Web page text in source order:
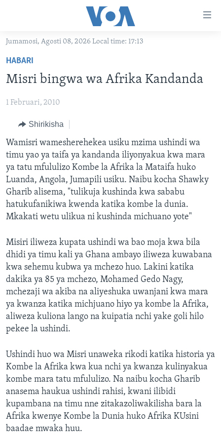
Nenda
kuu
Nenda
urambazaji
katika
tafuta
JAMHURI YA KIDEMOKRASIA YA KONGO
RWANDA
UGANDA
BURUNDI
AFRIKA
MAREKANI
DUNIA
DUNIANI LEO
MAISHA NA AFYA
ZULIA JEKUNDU
MATANGAZO YETU
ALFAJIRI 0300 UTC
VOA EXPRESS 1330 UTC
JIONI 1630 UTC
KWA UNDANI 1800 UTC
JARIDA LA WIKIENDI
MAHOJIANO MAALUM: HABARI POTOFU
TUFUATE
Lugha
Jumamosi, Agosti 08, 2026 Local time: 17:13
HABARI
Misri bingwa wa Afrika Kandanda
1 Februari, 2010
Shirikisha
Wamisri wamesherehekea usiku mzima ushindi wa
timu yao ya taifa ya kandanda iliyonyakua kwa mara
ya tatu mfululizo Kombe la Afrika la Mataifa huko
Luanda, Angola, Jumapili usiku. Naibu kocha Shawky
Gharib alisema, "tulikuja kushinda kwa sababu
hatukufanikiwa kwenda katika kombe la dunia.
Mkakati wetu ulikua ni kushinda michuano yote"
Misiri iliweza kupata ushindi wa bao moja kwa bila
dhidi ya timu kali ya Ghana ambayo iliweza kuwabana
kwa sehemu kubwa ya mchezo huo. Lakini katika
dakika ya 85 ya mchezo, Mohamed Gedo Nagy,
mchezaji wa akiba na aliyeshuka uwanjani kwa mara
ya kwanza katika michjuano hiyo ya kombe la Afrika,
aliweza kuliona lango na kuipatia nchi yake goli hilo
pekee la ushindi.
Ushindi huo wa Misri unaweka rikodi katika historia ya
Kombe la Afrika kwa kua nchi ya kwanza kulinyakua
kombe mara tatu mfululizo. Na naibu kocha Gharib
anasema haukua ushindi rahisi, kwani ilibidi
kupambana na timu nne zitakazoliwakilisha bara la
Afrika kwenye Kombe la Dunia huko Afrika KUsini
baadae mwaka huu.